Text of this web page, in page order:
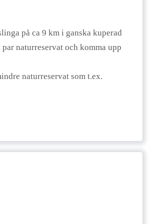
på ca 9 km i ganska kuperad
naturreservat och komma upp
naturreservat som t.ex.